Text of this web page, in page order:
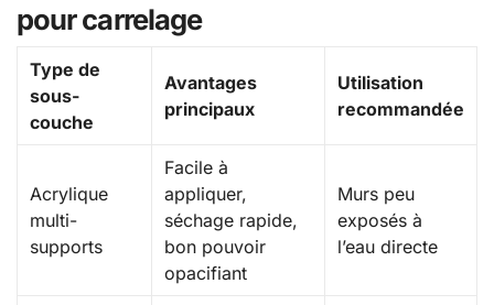
pour carrelage
Type de
sous-
couche
Avantages
principaux
Utilisation
recommandée
Acrylique
multi-
supports
Facile à
appliquer,
séchage rapide,
bon pouvoir
opacifiant
Murs peu
exposés à
l’eau directe